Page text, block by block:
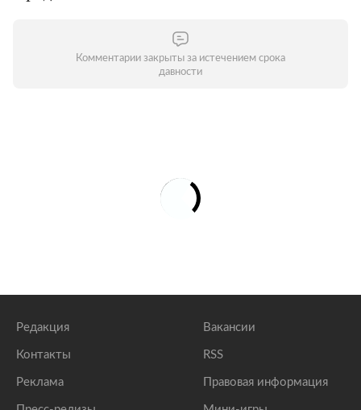
Комментарии закрыты за истечением срока
давности
Редакция
Контакты
Реклама
Вакансии
RSS
Правовая информация